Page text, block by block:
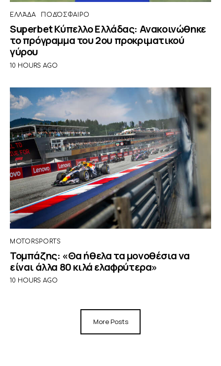
ΕΛΛΆΔΑ ΠΟΔΌΣΦΑΙΡΟ
Superbet Κύπελλο Ελλάδας: Ανακοινώθηκε
το πρόγραμμα του 2ου προκριματικού
γύρου
10 HOURS AGO
MOTORSPORTS
Τομπάζης: «Θα ήθελα τα μονοθέσια να
είναι άλλα 80 κιλά ελαφρύτερα»
10 HOURS AGO
More Posts